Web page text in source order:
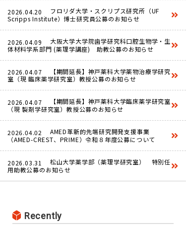
2026.04.20
フロリダ大学・スクリプス研究所（UF
Scripps Institute）博士研究員公募のお知らせ
2026.04.09
大阪大学大学院歯学研究科口腔生物学・生
体材料学系部門 (薬理学講座) 助教公募のお知らせ
2026.04.07
【期間延長】神戸薬科大学薬物治療学研究
室（現 臨床薬学研究室）教授公募のお知らせ
2026.04.07
【期間延長】神戸薬科大学臨床薬学研究室
（現 製剤学研究室）教授公募のお知らせ
2026.04.02
AMED革新的先端研究開発支援事業
（AMED-CREST、PRIME）令和８年度公募について
2026.03.31
松山大学薬学部（薬理学研究室） 特別任
用助教公募のお知らせ
Recently